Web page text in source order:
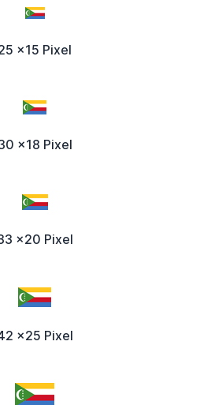
x15 Pixel
x18 Pixel
x20 Pixel
x25 Pixel